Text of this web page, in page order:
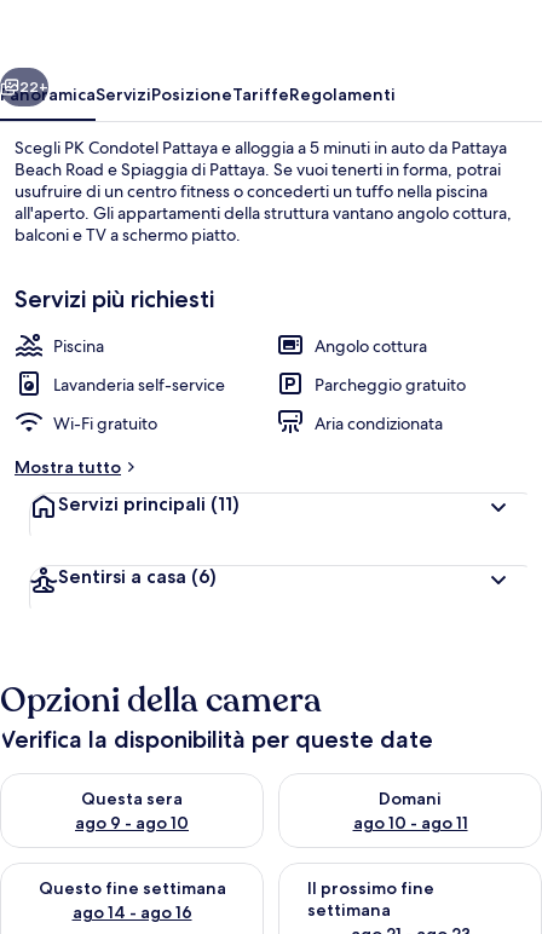
Piscina all'aperto
Avanti
22+
PanoramicaServiziPosizioneTariffeRegolamenti
Scegli PK Condotel Pattaya e alloggia a 5 minuti in auto da Pattaya
Beach Road e Spiaggia di Pattaya. Se vuoi tenerti in forma, potrai
usufruire di un centro fitness o concederti un tuffo nella piscina
all'aperto. Gli appartamenti della struttura vantano angolo cottura,
balconi e TV a schermo piatto.
Servizi più richiesti
Piscina
Angolo cottura
Lavanderia self-service
Parcheggio gratuito
Wi-Fi gratuito
Aria condizionata
Mostra tutto
Servizi principali (11)
Sentirsi a casa (6)
Opzioni della camera
Verifica la disponibilità per queste date
Questa sera
ago 9 - ago 10
Verifica la disponibilità per questa sera, ago 9 - ago 10
Domani
ago 10 - ago 11
Verifica la disponibilità per
Questo fine settimana
ago 14 - ago 16
Verifica la disponibilità per questo fine settimana, ago 14 -
Il prossimo fine
settimana
Verifica la disponibilità per il